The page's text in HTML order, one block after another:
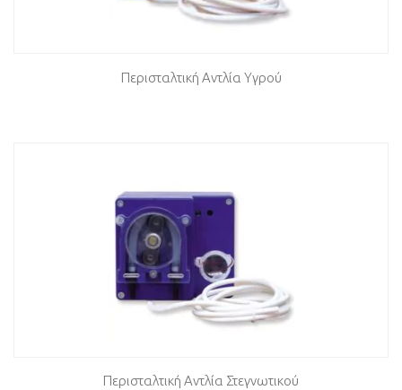
Περισταλτική Αντλία Υγρού
Περισταλτική Αντλία Στεγνωτικού